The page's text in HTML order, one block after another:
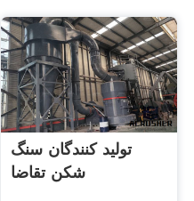
تولید کنندگان سنگ
شکن تقاضا